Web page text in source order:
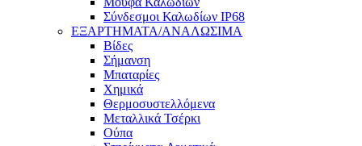
Σύνδεσμοι Καλωδίων IP68
ΕΞΑΡΤΗΜΑΤΑ/ΑΝΑΛΩΣΙΜΑ
Βίδες
Σήμανση
Μπαταρίες
Χημικά
Θερμοσυστελλόμενα
Μεταλλικά Τσέρκι
Ούπα